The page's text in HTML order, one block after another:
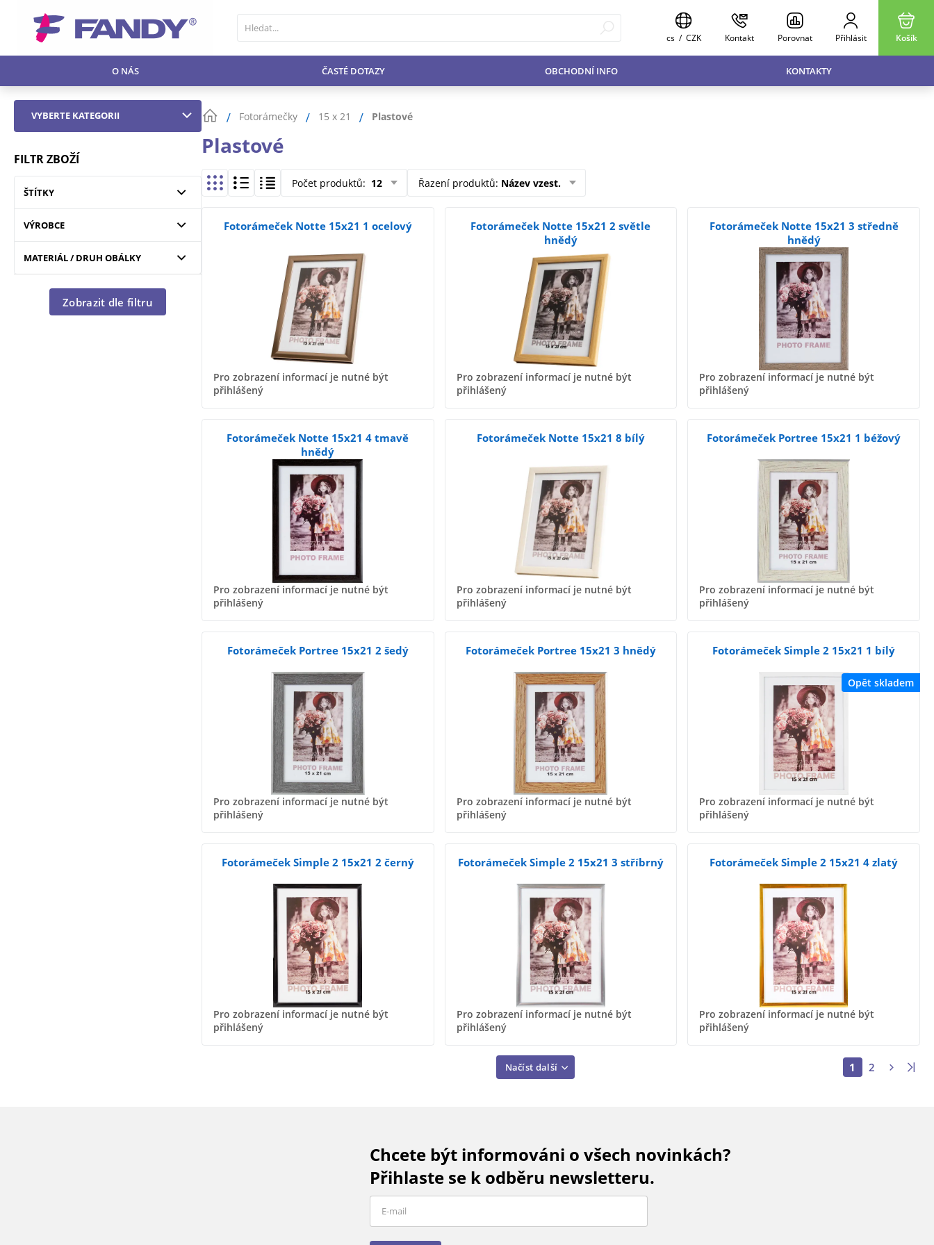
cs / CZK Kontakt Porovnat Přihlásit Košík
O NÁS ČASTÉ DOTAZY OBCHODNÍ INFO KONTAKTY
VYBERTE KATEGORII
FILTR ZBOŽÍ
ŠTÍTKY
VÝROBCE
MATERIÁL / DRUH OBÁLKY
Zobrazit dle filtru
Fotorámečky 15 x 21 Plastové
Plastové
Počet produktů: 12 Řazení produktů: Název vzest.
Fotorámeček Notte 15x21 1 ocelový
Pro zobrazení informací je nutné být
přihlášený
Fotorámeček Notte 15x21 2 světle
hnědý
Pro zobrazení informací je nutné být
přihlášený
Fotorámeček Notte 15x21 3 středně
hnědý
Pro zobrazení informací je nutné být
přihlášený
Fotorámeček Notte 15x21 4 tmavě
hnědý
Pro zobrazení informací je nutné být
přihlášený
Fotorámeček Notte 15x21 8 bílý
Pro zobrazení informací je nutné být
přihlášený
Fotorámeček Portree 15x21 1 béžový
Pro zobrazení informací je nutné být
přihlášený
Fotorámeček Portree 15x21 2 šedý
Pro zobrazení informací je nutné být
přihlášený
Fotorámeček Portree 15x21 3 hnědý
Pro zobrazení informací je nutné být
přihlášený
Opět skladem
Fotorámeček Simple 2 15x21 1 bílý
Pro zobrazení informací je nutné být
přihlášený
Fotorámeček Simple 2 15x21 2 černý
Pro zobrazení informací je nutné být
přihlášený
Fotorámeček Simple 2 15x21 3 stříbrný
Pro zobrazení informací je nutné být
přihlášený
Fotorámeček Simple 2 15x21 4 zlatý
Pro zobrazení informací je nutné být
přihlášený
Načíst další 1 2
Chcete být informováni o všech novinkách?
Přihlaste se k odběru newsletteru.